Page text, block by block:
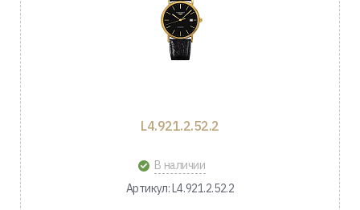
L4.921.2.52.2
В наличии
Артикул: L4.921.2.52.2